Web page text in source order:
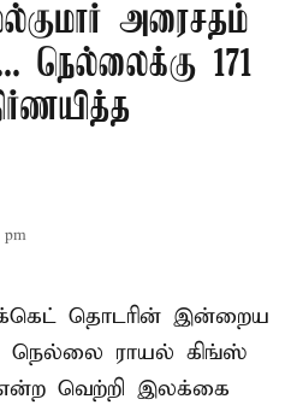
அரைசதம்
நெல்லைக்கு 171
pm
தொடரின் இன்றைய
நெல்லை ராயல் கிங்ஸ்
வெற்றி இலக்கை